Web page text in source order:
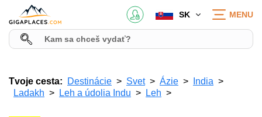
SK MENU
Tvoje cesta: Destinácie Svet Ázie
India
Ladakh
Leh a údolia Indu Leh